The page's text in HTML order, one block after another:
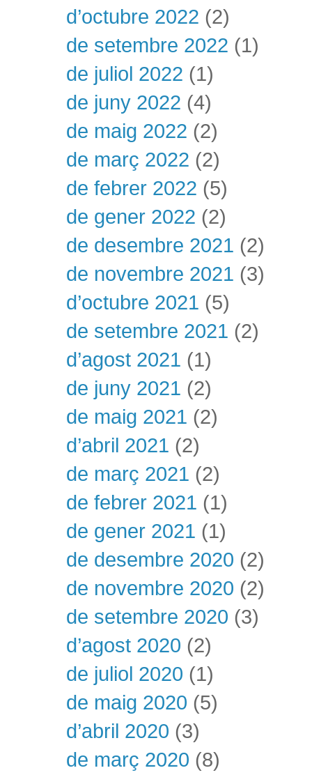
d’octubre 2022 (2)
de setembre 2022 (1)
de juliol 2022 (1)
de juny 2022 (4)
de maig 2022 (2)
de març 2022 (2)
de febrer 2022 (5)
de gener 2022 (2)
de desembre 2021 (2)
de novembre 2021 (3)
d’octubre 2021 (5)
de setembre 2021 (2)
d’agost 2021 (1)
de juny 2021 (2)
de maig 2021 (2)
d’abril 2021 (2)
de març 2021 (2)
de febrer 2021 (1)
de gener 2021 (1)
de desembre 2020 (2)
de novembre 2020 (2)
de setembre 2020 (3)
d’agost 2020 (2)
de juliol 2020 (1)
de maig 2020 (5)
d’abril 2020 (3)
de març 2020 (8)